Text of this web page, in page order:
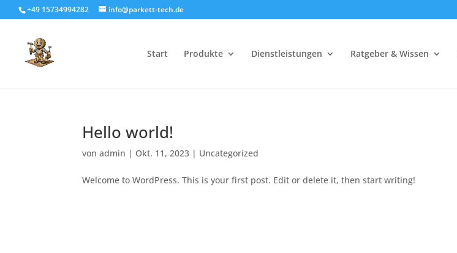
+49 15734994282 info@parkett-tech.de
Start Produkte Dienstleistungen Ratgeber & Wissen
Hello world!
vonadmin | Okt. 11, 2023 | Uncategorized
Welcome to WordPress. This is your first post. Edit or delete it, then start writing!